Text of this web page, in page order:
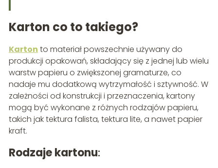
Karton co to takiego?
Karton to materiał powszechnie używany do
produkcji opakowań, składający się z jednej lub wielu
warstw papieru o zwiększonej gramaturze, co
nadaje mu dodatkową wytrzymałość i sztywność. W
zależności od konstrukcji i przeznaczenia, kartony
mogą być wykonane z różnych rodzajów papieru,
takich jak tektura falista, tektura lite, a nawet papier
kraft.
Rodzaje kartonu: